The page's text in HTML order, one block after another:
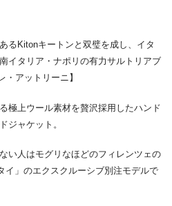
るKitonキートンと双璧を成し、イタ
イタリア・ナポリの有力サルトリアブ
・アットリーニ】
極上ウール素材を贅沢採用したハンド
ジャケット。
い人はモグリなほどのフィレンツェの
イ」のエクスクルーシブ別注モデルで